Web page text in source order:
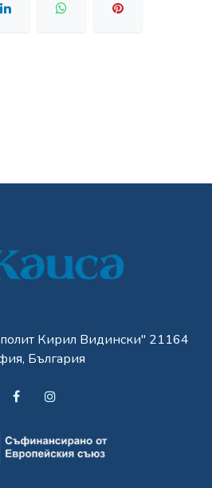
Кирил Видински" 21164
България